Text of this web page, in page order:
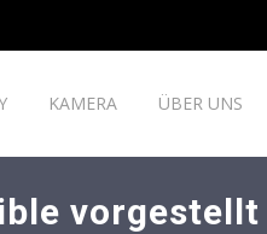
KAMERA ÜBER UNS
vorgestellt